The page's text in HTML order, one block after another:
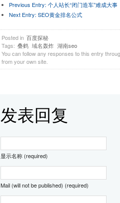
Previous Entry: 个人站长“闭门造车”难成大事
Next Entry: SEO黄金排名公式
Posted in 百度探秘
Tags: 叠鹤 域名轰炸 湖南seo
You can follow any responses to this entry
from your own site.
发表回复
显示名称 (required)
Mail (will not be published) (required)